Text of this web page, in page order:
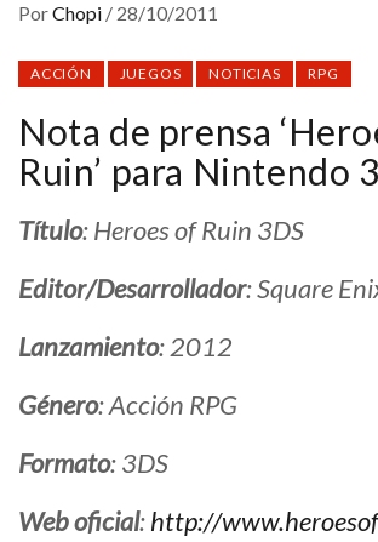
PorChopi / 28/10/2011
ACCIÓN JUEGOS NOTICIAS RPG
Nota de prensa
Ruin’ para Nintendo
Título: Heroes of Ruin 3DS
Editor/Desarrollador: Square
Lanzamiento: 2012
Género: Acción RPG
Formato: 3DS
Web oficial:http://